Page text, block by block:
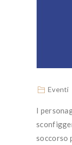
Eventi
I
soccorso